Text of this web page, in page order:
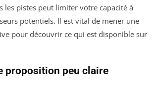
les pistes peut limiter votre capacité à
potentiels. Il est vital de mener une
pour découvrir ce qui est disponible sur
proposition peu claire